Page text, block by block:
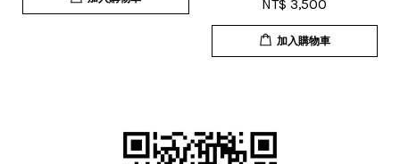
NT$ 3,500
加入購物車